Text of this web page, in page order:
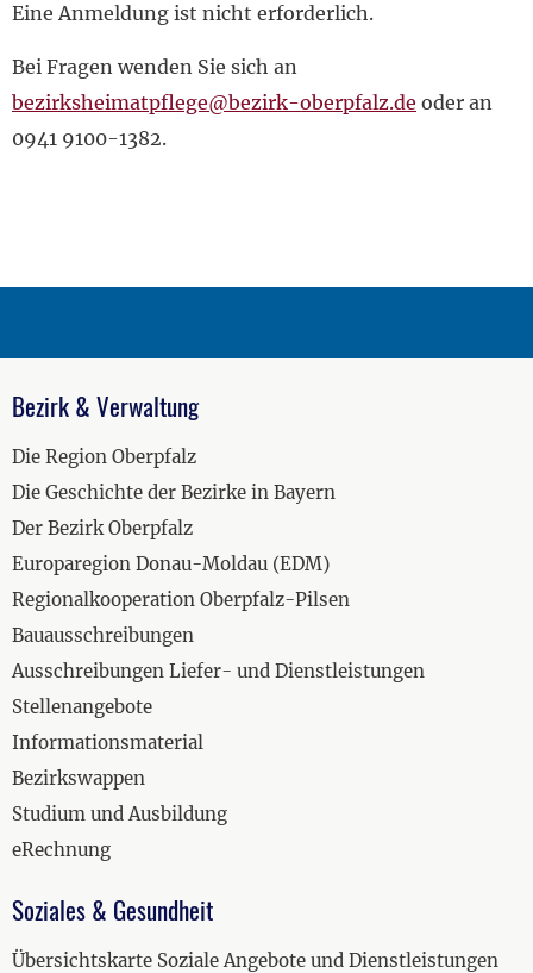
Eine Anmeldung ist nicht erforderlich.
Bei Fragen wenden Sie sich an
bezirksheimatpflege@bezirk-oberpfalz.de oder an
0941 9100-1382.
Bezirk & Verwaltung
Die Region Oberpfalz
Die Geschichte der Bezirke in Bayern
Der Bezirk Oberpfalz
Europaregion Donau-Moldau (EDM)
Regionalkooperation Oberpfalz-Pilsen
Bauausschreibungen
Ausschreibungen Liefer- und Dienstleistungen
Stellenangebote
Informationsmaterial
Bezirkswappen
Studium und Ausbildung
eRechnung
Soziales & Gesundheit
Übersichtskarte Soziale Angebote und Dienstleistungen